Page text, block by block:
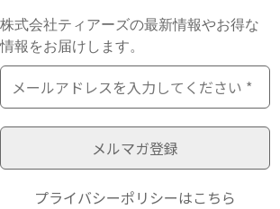
株式会社ティアーズの最新情報やお得な
情報をお届けします。
プライバシーポリシーはこちら